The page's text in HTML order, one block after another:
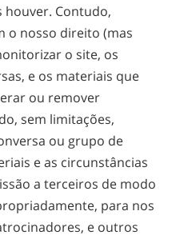
houver. Contudo,
o nosso direito (mas
o site, os
e os materiais que
ou remover
sem limitações,
ou grupo de
e as circunstâncias
a terceiros de modo
para nos
e outros